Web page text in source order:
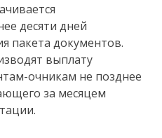
десяти дней
пакета документов.
выплату
очникам не позднее
за месяцем